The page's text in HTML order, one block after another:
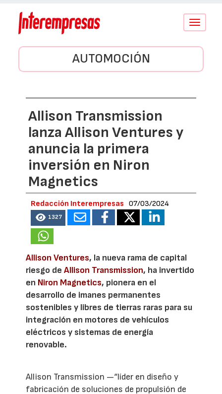
Conmutar
AUTOMOCIÓN
Allison Transmission
lanza Allison Ventures y
anuncia la primera
inversión en Niron
Magnetics
Redacción Interempresas 07/03/2024
1327
Allison Ventures, la nueva rama de capital
riesgo deAllison Transmission, ha invertido
en Niron Magnetics, pionera en el
desarrollo de imanes permanentes
sostenibles y libres de tierras raras para su
integración en motores de vehículos
eléctricos y sistemas de energía
renovable.
Allison Transmission —“líder en diseño y
fabricación de soluciones de propulsión de